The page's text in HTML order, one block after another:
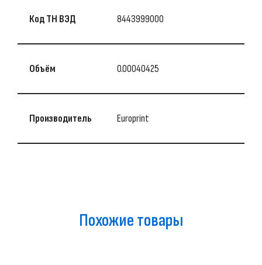
Код ТН ВЭД 8443999000
Объём 0.00040425
Производитель Europrint
Похожие товары